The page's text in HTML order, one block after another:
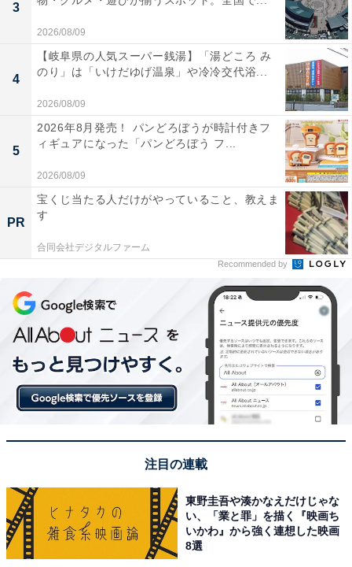
3
2026/08/09
4
【岐阜県の人気スーパー銭湯】「湯どころ み
のり」は「いけだゆげ温泉」や冷冷交代浴...
2026/08/09
5
2026年8月発売！ パンどろぼうが時計付きフ
ィギュアになった「パンどろぼう フ...
2026/08/09
PR
宝くじ当たる人だけがやっていること、教えま
す
合同会社デジタルファーム
Recommended by
注目の連載
東野圭吾や湊かなえだけじゃな
い、「業と罪」を描く『映画ち
いかわ』から強く連想した映画
8選